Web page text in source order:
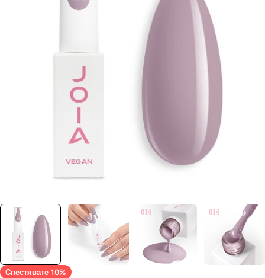
медия 0 в прозорец
Спестявате 10%